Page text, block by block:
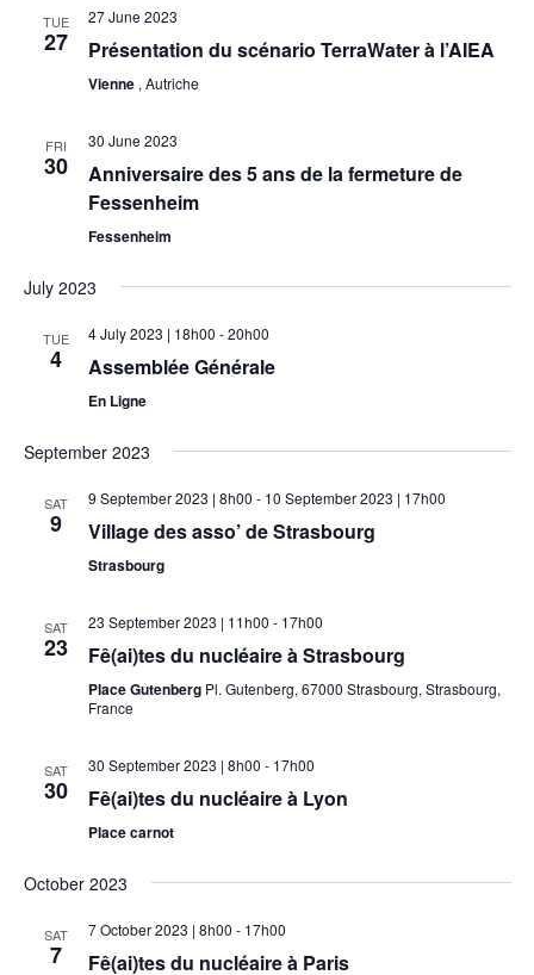
TUE
27
27 June 2023
Présentation du scénario TerraWater à l’AIEA
Vienne , Autriche
FRI
30
30 June 2023
Anniversaire des 5 ans de la fermeture de
Fessenheim
Fessenheim
July 2023
TUE
4
4 July 2023 | 18h00 -20h00
Assemblée Générale
En Ligne
September 2023
SAT
9
9 September 2023 | 8h00 - 10 September 2023 | 17h00
Village des asso’ de Strasbourg
Strasbourg
SAT
23
23 September 2023 | 11h00 - 17h00
Fê(ai)tes du nucléaire à Strasbourg
Place Gutenberg Pl. Gutenberg, 67000 Strasbourg, Strasbourg,
France
SAT
30
30 September 2023 | 8h00 - 17h00
Fê(ai)tes du nucléaire à Lyon
Place carnot
October 2023
SAT
7
7 October 2023 | 8h00 - 17h00
Fê(ai)tes du nucléaire à Paris